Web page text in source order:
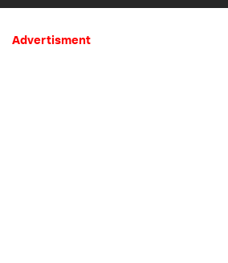
Advertisment